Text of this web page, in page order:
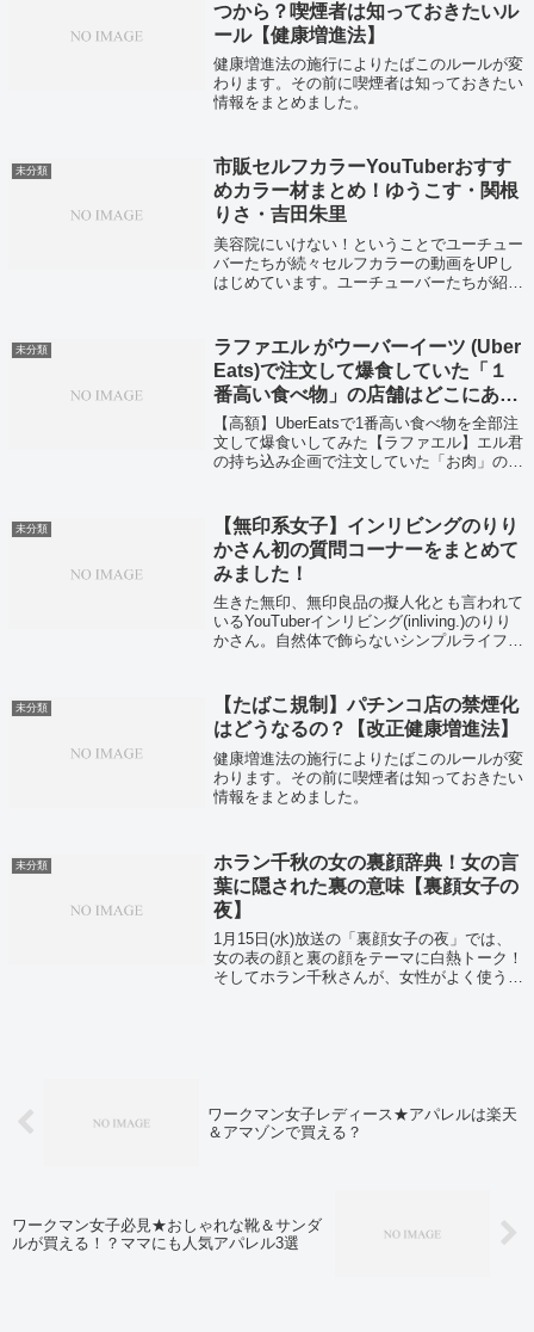
つから？喫煙者は知っておきたいル
ール【健康増進法】
健康増進法の施行によりたばこのルールが変
わります。その前に喫煙者は知っておきたい
情報をまとめました。
未分類
市販セルフカラーYouTuberおすす
めカラー材まとめ！ゆうこす・関根
りさ・吉田朱里
美容院にいけない！ということでユーチュー
バーたちが続々セルフカラーの動画をUPし
はじめています。ユーチューバーたちが紹介
未分類
ラファエル がウーバーイーツ (Uber
Eats)で注文して爆食していた「１
番高い食べ物」の店舗はどこにあ
る？〜お肉編〜
【高額】UberEatsで1番高い食べ物を全部注
文して爆食いしてみた【ラファエル】エル君
の持ち込み企画で注文していた「お肉」の店
未分類
【無印系女子】インリビングのりり
かさん初の質問コーナーをまとめて
みました！
生きた無印、無印良品の擬人化とも言われて
いるYouTuberインリビング(inliving.)のりり
かさん。自然体で飾らないシンプルライフを
未分類
【たばこ規制】パチンコ店の禁煙化
はどうなるの？【改正健康増進法】
健康増進法の施行によりたばこのルールが変
わります。その前に喫煙者は知っておきたい
情報をまとめました。
未分類
ホラン千秋の女の裏顔辞典！女の言
葉に隠された裏の意味【裏顔女子の
夜】
1月15日(水)放送の「裏顔女子の夜」では、
女の表の顔と裏の顔をテーマに白熱トーク！
そしてホラン千秋さんが、女性がよく使う言
ワークマン女子レディース★アパレルは楽天
＆アマゾンで買える？
ワークマン女子必見★おしゃれな靴＆サンダ
ルが買える！？ママにも人気アパレル3選